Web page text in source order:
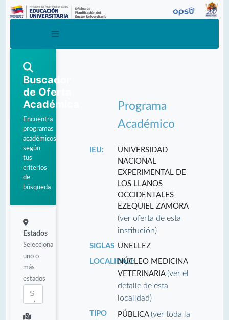
Buscador
de Oferta
Académica
Encuentra
programas
académicos
según
tus
criterios
de
búsqueda
Estados
Selecciona
uno o
más
estados
Programa
Académico
IEU:
UNIVERSIDAD
NACIONAL
EXPERIMENTAL DE
LOS LLANOS
OCCIDENTALES
EZEQUIEL ZAMORA
(ver oferta de esta
institución)
SIGLAS UNELLEZ
LOCALIDAD:NÚCLEO MEDICINA
VETERINARIA(ver el
detalle de esta
localidad)
TIPO
PÚBLICA(ver toda la